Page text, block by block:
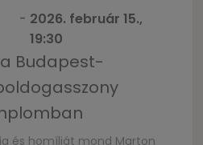
- 2026. február 15.,
19:30
Budapest-
és homíliát mond Marton